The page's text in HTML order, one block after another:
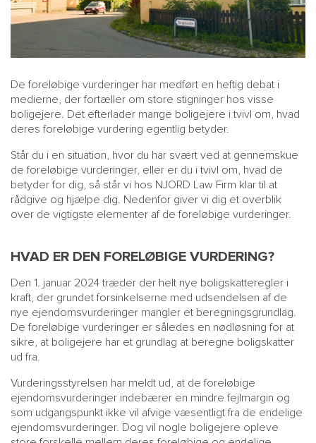
De foreløbige vurderinger har medført en heftig debat i
medierne, der fortæller om store stigninger hos visse
boligejere. Det efterlader mange boligejere i tvivl om, hvad
deres foreløbige vurdering egentlig betyder.
Står du i en situation, hvor du har svært ved at gennemskue
de foreløbige vurderinger, eller er du i tvivl om, hvad de
betyder for dig, så står vi hos NJORD Law Firm klar til at
rådgive og hjælpe dig. Nedenfor giver vi dig et overblik
over de vigtigste elementer af de foreløbige vurderinger.
HVAD ER DEN FORELØBIGE VURDERING?
Den 1. januar 2024 træder der helt nye boligskatteregler i
kraft, der grundet forsinkelserne med udsendelsen af de
nye ejendomsvurderinger mangler et beregningsgrundlag.
De foreløbige vurderinger er således en nødløsning for at
sikre, at boligejere har et grundlag at beregne boligskatter
ud fra.
Vurderingsstyrelsen har meldt ud, at de foreløbige
ejendomsvurderinger indebærer en mindre fejlmargin og
som udgangspunkt ikke vil afvige væsentligt fra de endelige
ejendomsvurderinger. Dog vil nogle boligejere opleve